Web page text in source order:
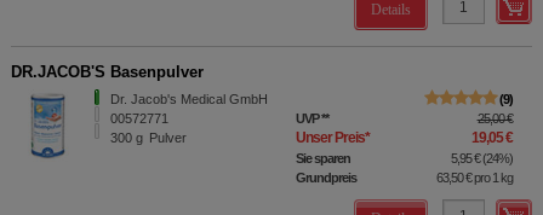
Details
DR.JACOB'S Basenpulver
Dr. Jacob's Medical GmbH
00572771
300 g Pulver
9
UVP** 25,00 €
Unser Preis* 19,05 €
Sie sparen 5,95 €(24%)
Grundpreis
63,50 €pro 1 kg